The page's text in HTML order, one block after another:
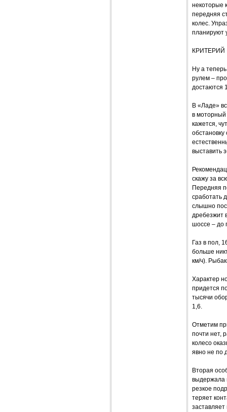
некоторые
передняя
колес.
планируют
Ну а
рулем –
достаются
В «Ладе»
в моторный
кажется,
выставить
скажу за
Передняя
сработать
слышно
дребезжит
шоссе – до
Газ в пол,
больше
км/ч).
Характер
придется
тысячи
1,6.
Отметим
почти нет,
колесо
явно не по
Вторая
выдержала
резкое
теряет